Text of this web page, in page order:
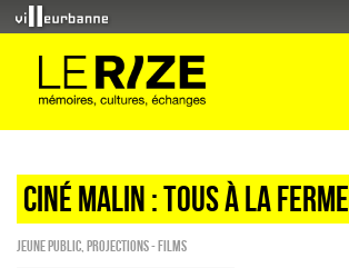
Ciné Malin : Tous à la ferme
Jeune public PROJECTIONS - FILMS